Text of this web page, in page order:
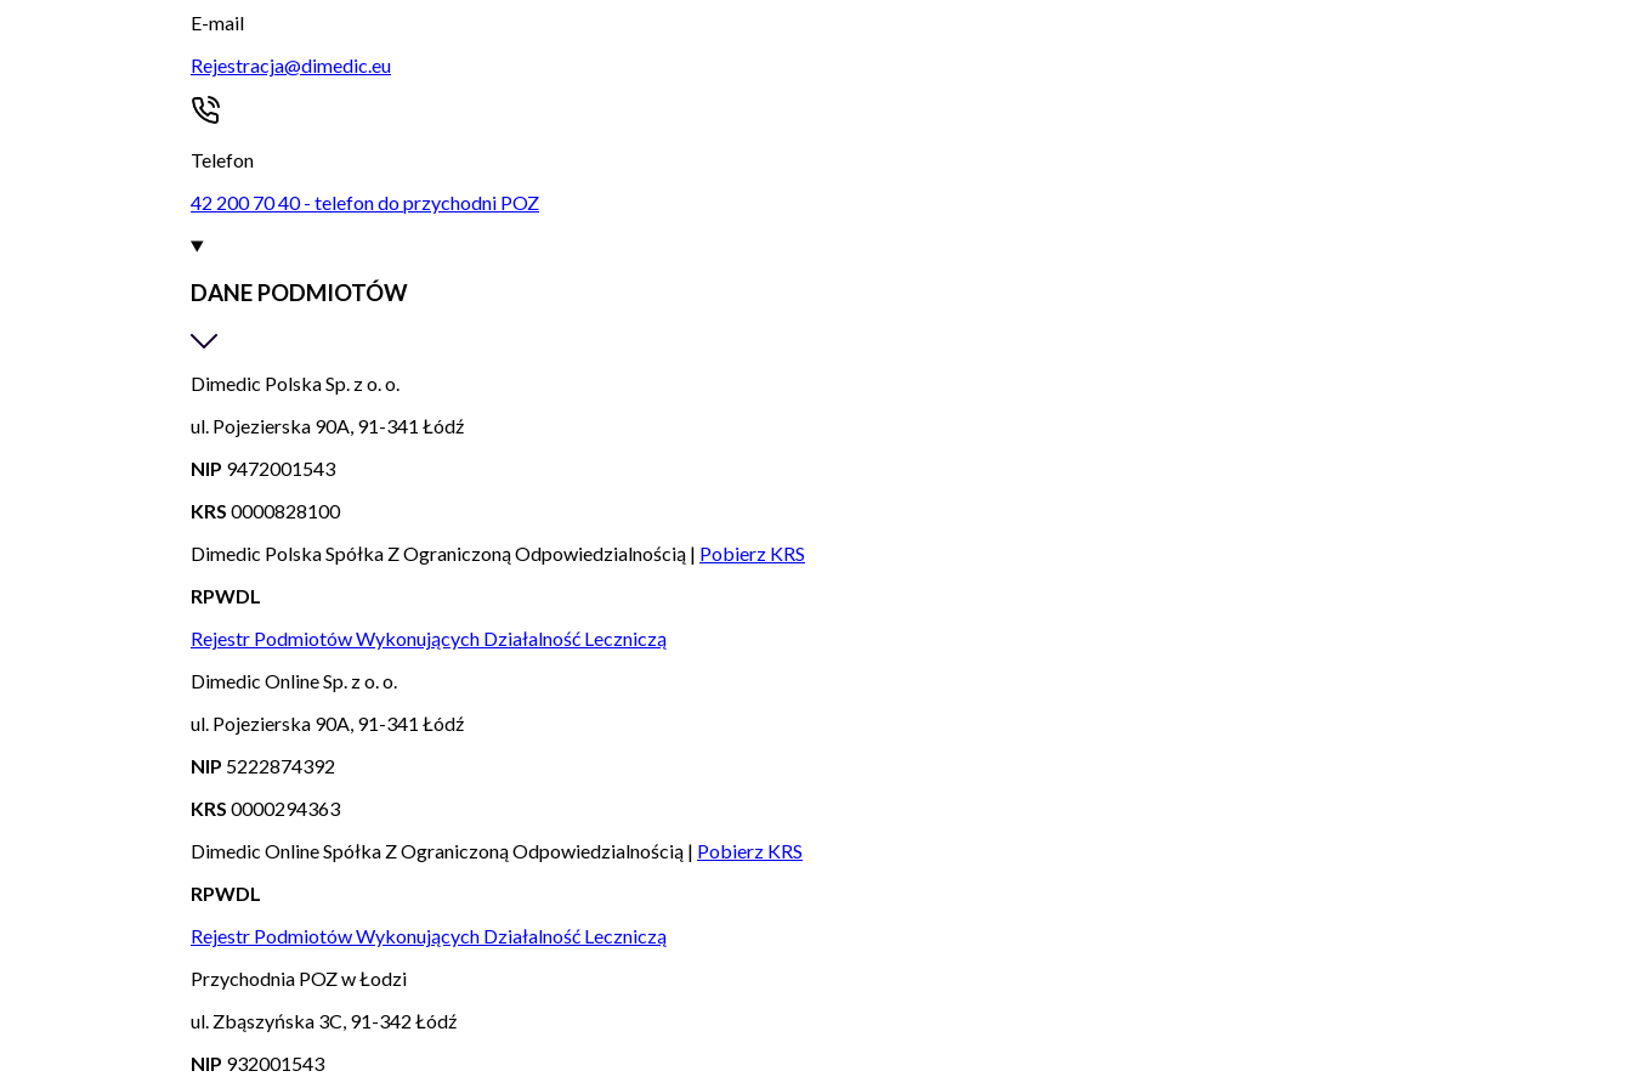
E-mail
Rejestracja@dimedic.eu
Telefon
42 200 70 40 - telefon do przychodni POZ
DANE PODMIOTÓW
Dimedic Polska Sp. z o. o.
ul. Pojezierska 90A, 91-341 Łódź
NIP 9472001543
KRS 0000828100
Dimedic Polska Spółka Z Ograniczoną Odpowiedzialnością | Pobierz KRS
RPWDL
Rejestr Podmiotów Wykonujących Działalność Leczniczą
Dimedic Online Sp. z o. o.
ul. Pojezierska 90A, 91-341 Łódź
NIP 5222874392
KRS 0000294363
Dimedic Online Spółka Z Ograniczoną Odpowiedzialnością | Pobierz KRS
RPWDL
Rejestr Podmiotów Wykonujących Działalność Leczniczą
Przychodnia POZ w Łodzi
ul. Zbąszyńska 3C, 91-342 Łódź
NIP 932001543